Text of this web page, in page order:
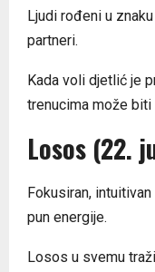
Ljudi rođeni u
partneri.
Kada voli djetlić je
trenucima može
Losos (22.
Fokusiran,
pun energije.
Losos u svemu